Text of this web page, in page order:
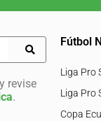
revise
.
Fútbol
Liga Pro
Liga Pro
Copa